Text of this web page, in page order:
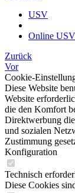
USV
Online USV
Zurück
Vor
Cookie-
Diese Website
Website
die den Komfort
Direktwerbung
und sozialen
Zustimmung
Konfiguration
Technisch
Diese Cookies